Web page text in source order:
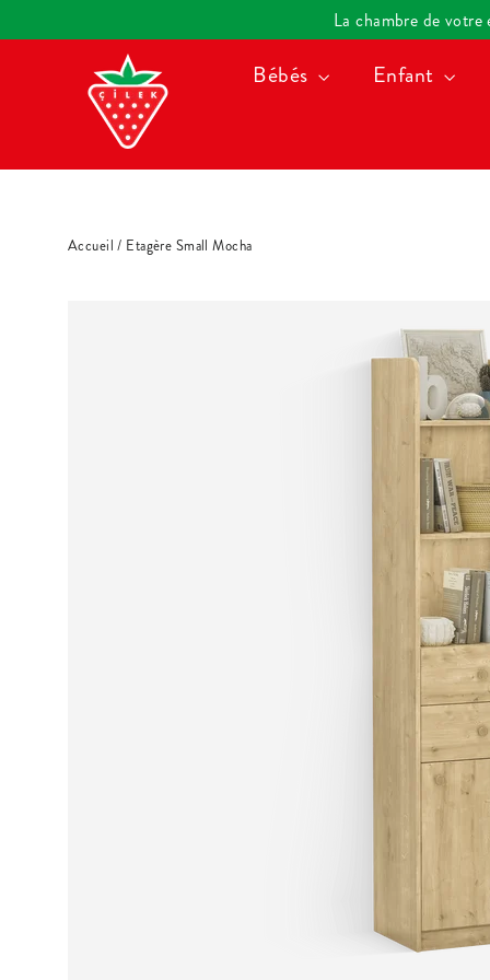
au
La chambre de
Bébés Enfant
Accueil / Etagère Small Mocha